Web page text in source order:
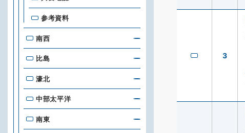
3
参考資料
南西
比島
濠北
中部太平洋
南東